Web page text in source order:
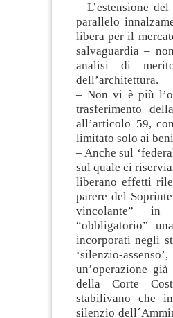
– L’estensione
parallelo
libera per il
salvaguardia –
analisi di
dell’architettura.
– Non vi è più
trasferimento
all’articolo 59,
limitato solo ai
– Anche sul
sul quale ci
liberano effetti
parere del
vincolante” in
“obbligatorio”
incorporati negli
‘silenzio-
un’operazione
della Corte
stabilivano che
silenzio